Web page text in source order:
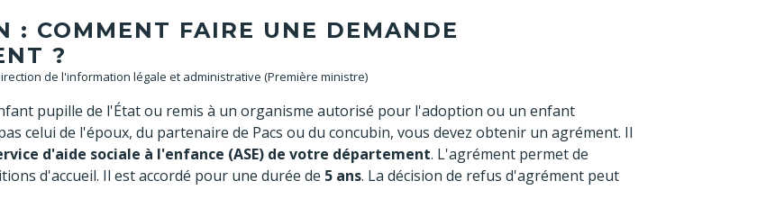
: COMMENT FAIRE UNE DEMANDE
?
de l'information légale et administrative (Première ministre)
pupille de l'État ou remis à un organisme autorisé pour l'adoption ou un enfant
celui de l'époux, du partenaire de Pacs ou du concubin, vous devez obtenir un agrément. Il
d'aide sociale à l'enfance (ASE) de votre département. L'agrément permet de
d'accueil. Il est accordé pour une durée de 5 ans. La décision de refus d'agrément peut